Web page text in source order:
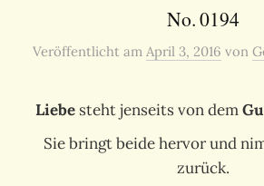
No. 0194
Veröffentlicht am April 3, 2016 von
Liebe steht jenseits von dem
Sie bringt beide hervor und
zurück.